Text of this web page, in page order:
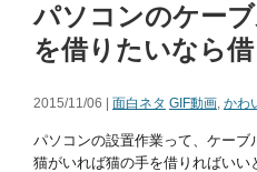
パソコンのケー
を借りたいなら借
2015/11/06 | 面白ネタ GIF動画, かわ
パソコンの設置作業って、ケー
猫がいれば猫の手を借りればい